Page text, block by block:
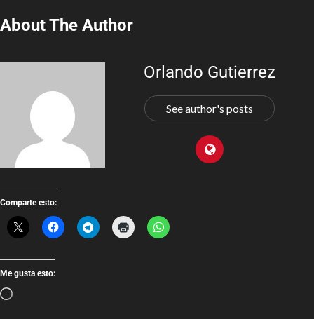
About The Author
Orlando Gutierrez
See author's posts
Comparte esto:
Me gusta esto: